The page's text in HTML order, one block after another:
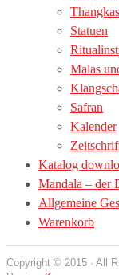
Thangkas
Statuen
Malas
Safran
Kalender
Katalog
Mandala – der
Allgemeine
Warenkorb
Copyright © 2015 · All